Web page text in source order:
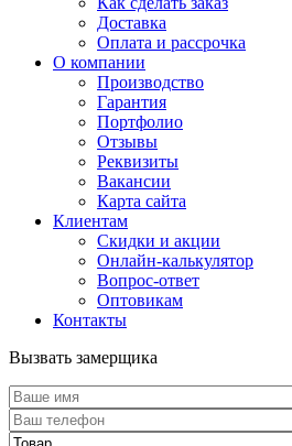
Доставка
Оплата и рассрочка
О компании
Производство
Гарантия
Портфолио
Отзывы
Реквизиты
Вакансии
Карта сайта
Клиентам
Скидки и акции
Онлайн-калькулятор
Вопрос-ответ
Оптовикам
Контакты
Вызвать замерщика